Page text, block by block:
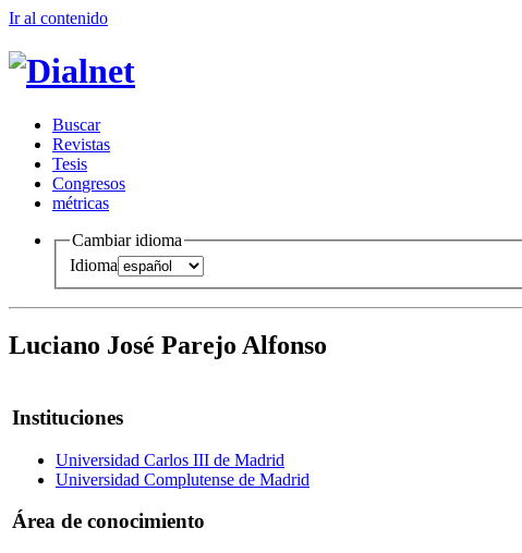
Ir al contenido
Buscar
Revistas
Tesis
Congresos
métricas
Cambiar idioma
Idioma
Luciano José Parejo Alfonso
Instituciones
Universidad Carlos III de Madrid
Universidad Complutense de Madrid
Área de conocimiento